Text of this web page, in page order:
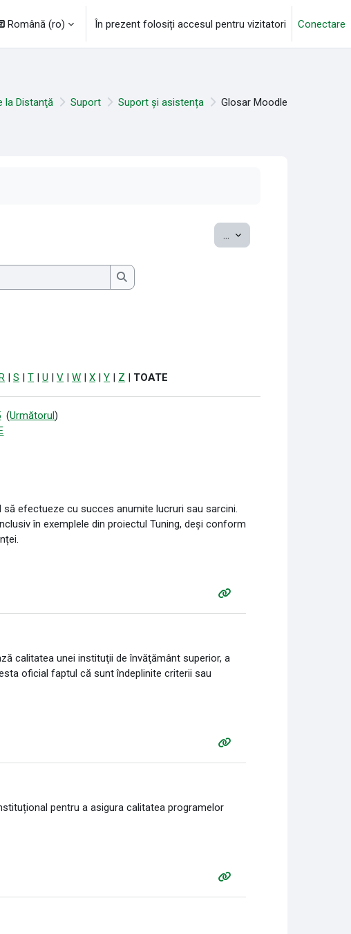
Română ‎(ro)‎ În prezent folosiți accesul pentru vizitatori Conectare
la Distanţă Suport Suport și asistența Glosar Moodle
... Exportați noțiuni
Caută
Caută
|S |T |U |V |W |X |Y | Z | TOATE
(Următorul)
efectueze cu succes anumite lucruri sau sarcini.
în exemplele din proiectul Tuning, deși conform
calitatea unei instituţii de învăţământ superior, a
oficial faptul că sunt îndeplinite criterii sau
pentru a asigura calitatea programelor